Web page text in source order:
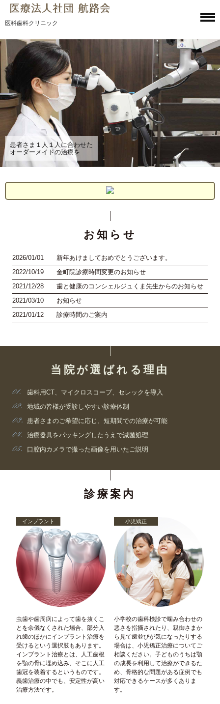
医科歯科クリニック
患者さま１人１人に合わせた
オーダーメイドの治療を
お知らせ
2026/01/01
新年あけましておめでとうございます。
2022/10/19
金町院診療時間変更のお知らせ
2021/12/28
歯と健康のコンシェルジュくま先生からのお知らせ
2021/03/10
お知らせ
2021/01/12
診療時間のご案内
当院が選ばれる理由
歯科用CT、マイクロスコープ、セレックを導入
地域の皆様が受診しやすい診療体制
患者さまのご希望に応じ、短期間での治療が可能
治療器具をパッキングしたうえで滅菌処理
口腔内カメラで撮った画像を用いたご説明
診療案内
インプラント
虫歯や歯周病によって歯を抜くこ
とを余儀なくされた場合、部分入
れ歯のほかにインプラント治療を
受けるという選択肢もあります。
インプラント治療とは、人工歯根
を顎の骨に埋め込み、そこに人工
歯冠を装着するというものです。
義歯治療の中でも、安定性が高い
治療方法です。
小児矯正
小学校の歯科検診で噛み合わせの
悪さを指摘されたり、親御さまか
ら見て歯並びが気になったりする
場合は、小児矯正治療についてご
相談ください。子どものうちは顎
の成長を利用して治療ができるた
め、骨格的な問題がある症例でも
対応できるケースが多くありま
す。